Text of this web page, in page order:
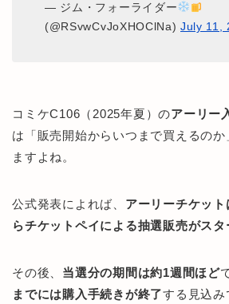
— ジム・フォーライダー
(@RSvwCvJoXHOClNa)July 11,
コミケC106（2025年夏）のアーリー
は「販売開始からいつまで買えるのか
ますよね。
公式発表によれば、 アーリーチケッ
らチケットペイによる抽選販売がスタ
その後、 当選分の期間は約1週間ほど
までには購入手続きが終了する見込み